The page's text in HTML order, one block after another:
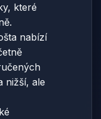
které
nabízí
nižší, ale